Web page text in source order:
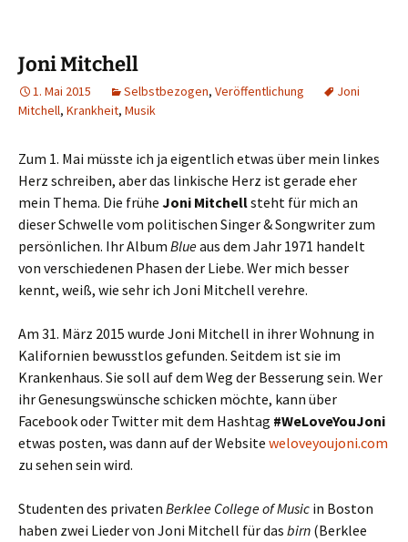
Joni Mitchell
1. Mai 2015 Selbstbezogen, Veröffentlichung
Joni
Mitchell, Krankheit, Musik
Zum 1. Mai müsste ich ja eigentlich etwas über mein linkes
Herz schreiben, aber das linkische Herz ist gerade eher
mein Thema. Die frühe Joni Mitchellsteht für mich an
dieser Schwelle vom politischen Singer & Songwriter zum
persönlichen. Ihr Album Blueaus dem Jahr 1971 handelt
von verschiedenen Phasen der Liebe. Wer mich besser
kennt, weiß, wie sehr ich Joni Mitchell verehre.
Am 31. März 2015 wurde Joni Mitchell in ihrer Wohnung in
Kalifornien bewusstlos gefunden. Seitdem ist sie im
Krankenhaus. Sie soll auf dem Weg der Besserung sein. Wer
ihr Genesungswünsche schicken möchte, kann über
Facebook oder Twitter mit dem Hashtag #WeLoveYouJoni
etwas posten, was dann auf der Website weloveyoujoni.com
zu sehen sein wird.
Studenten des privaten Berklee College of Music in Boston
haben zwei Lieder von Joni Mitchell für das birn (Berklee